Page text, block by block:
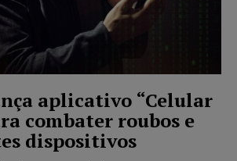
aplicativo “Celular
combater roubos e
dispositivos